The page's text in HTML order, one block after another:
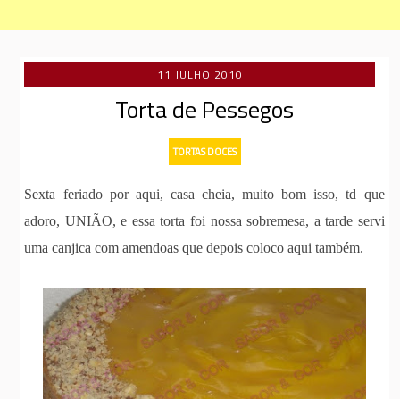
11 JULHO 2010
Torta de Pessegos
TORTAS DOCES
Sexta feriado por aqui, casa cheia, muito bom isso, td que
adoro, UNIÃO, e essa torta foi nossa sobremesa, a tarde servi
uma canjica com amendoas que depois coloco aqui também.